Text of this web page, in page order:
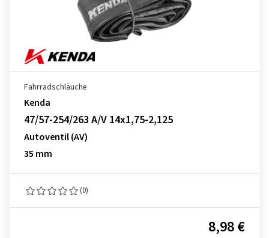
Fahrradschläuche
Kenda
47/57-254/263 A/V 14x1,75-2,125
Autoventil (AV)
35 mm
(0)
8,98 €